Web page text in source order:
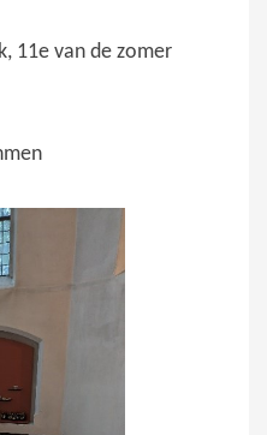
11e van de zomer